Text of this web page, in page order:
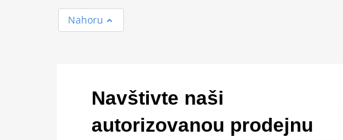
Nahoru
Navštivte naši
autorizovanou prodejnu